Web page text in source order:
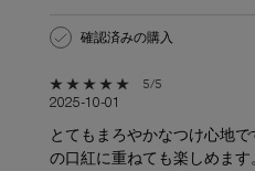
確認済みの購入
5星中5。 5/5
2025-10-01
とてもまろやかなつけ心地
の口紅に重ねても楽しめます